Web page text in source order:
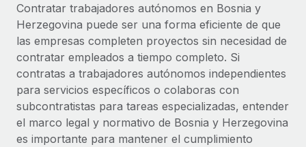
Pregunta a un experto
Obtén ayuda de gente experta en RR. HH. globales
y cumplimiento normativo.
Comprobaciones de antecedentes
Simplifica los procesos de cribado de candidatos.
Cumplimiento normativo
Adelántate a los riesgos de cumplimiento
CASOS PRÁCTICOS
Consulta todos los recursos
BLOG
Nómina global
EOR y PEO
Contractor Management
Contratar trabajadores autónomos en Bosnia y
Herzegovina puede ser una forma eficiente de que
las empresas completen proyectos sin necesidad de
contratar empleados a tiempo completo. Si
contratas a trabajadores autónomos independientes
para servicios específicos o colaboras con
subcontratistas para tareas especializadas, entender
el marco legal y normativo de Bosnia y Herzegovina
es importante para mantener el cumplimiento